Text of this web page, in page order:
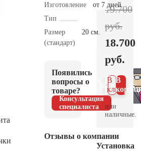
Изготовление
от 7 дней
Тип
Размер
(стандарт)
20 см.
Появились
вопросы о
товаре?
Консультация
специалиста
Отзывы о компании
19.700
руб.
18.700
руб.
В
В 1
клик
или
наличные.
Установка